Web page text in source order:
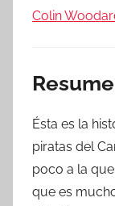
Colin
Ésta es la
piratas del
poco a la
que es